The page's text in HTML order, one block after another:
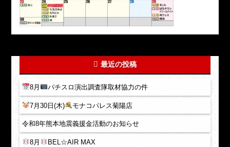
最近の投稿
8月 パチスロ演出調査隊取材協力の件
7月30日(木) モナコパレス菊陽店
令和8年熊本地震義援金活動のお知らせ
8月 BEL☆AIR MAX